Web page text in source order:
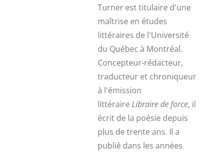
Turner est titulaire d'une
maîtrise en études
littéraires de l'Université
du Québec à Montréal.
Concepteur-rédacteur,
traducteur et chroniqueur
à l'émission
littéraire Libraire de force, il
écrit de la poésie depuis
plus de trente ans. Il a
publié dans les années